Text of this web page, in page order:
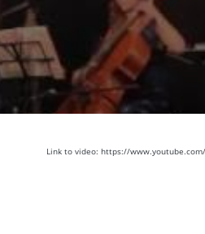
Link to video: https://www.youtube.com/